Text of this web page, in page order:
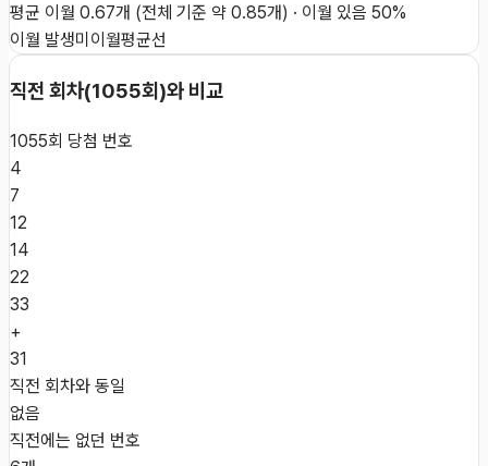
평균 이월 0.67개 (전체 기준 약 0.85개) · 이월 있음 50%
이월 발생미이월평균선
직전 회차(1055회)와 비교
1055회 당첨 번호
4
7
12
14
22
33
+
31
직전 회차와 동일
없음
직전에는 없던 번호